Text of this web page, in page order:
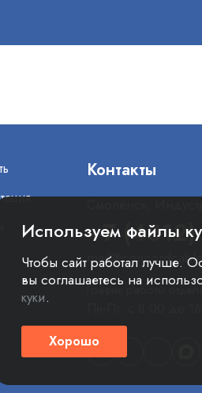
Контакты
+7 (4812)
График работы
Используем файлы
Чтобы сайт работал лучше.
вы соглашаетесь на
куки.
Хорошо